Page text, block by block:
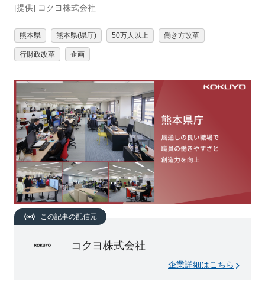
[提供] コクヨ株式会社
熊本県 熊本県(県庁) 50万人以上 働き方改革
行財政改革 企画
この記事の配信元
コクヨ株式会社
企業詳細はこちら